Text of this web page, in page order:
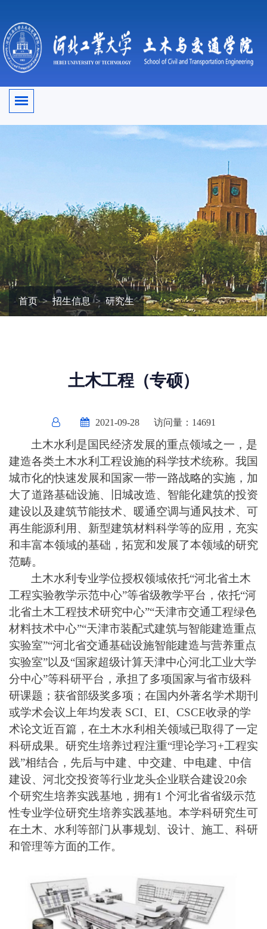
首页 招生信息 研究生
土木工程（专硕）
2021-09-28 访问量： 14691
土木水利是国民经济发展的重点领域之一，是
建造各类土木水利工程设施的科学技术统称。我国
城市化的快速发展和国家一带一路战略的实施，加
大了道路基础设施、旧城改造、智能化建筑的投资
建设以及建筑节能技术、暖通空调与通风技术、可
再生能源利用、新型建筑材料科学等的应用，充实
和丰富本领域的基础，拓宽和发展了本领域的研究
范畴。
土木水利专业学位授权领域依托“河北省土木
工程实验教学示范中心”等省级教学平台，依托“河
北省土木工程技术研究中心”“天津市交通工程绿色
材料技术中心”“天津市装配式建筑与智能建造重点
实验室”“河北省交通基础设施智能建造与营养重点
实验室”以及“国家超级计算天津中心河北工业大学
分中心”等科研平台，承担了多项国家与省市级科
研课题；获省部级奖多项；在国内外著名学术期刊
或学术会议上年均发表 SCI、EI、CSCE收录的学
术论文近百篇，在土木水利相关领域已取得了一定
科研成果。研究生培养过程注重“理论学习+工程实
践”相结合，先后与中建、中交建、中电建、中信
建设、河北交投资等行业龙头企业联合建设20余
个研究生培养实践基地，拥有1 个河北省省级示范
性专业学位研究生培养实践基地。本学科研究生可
在土木、水利等部门从事规划、设计、施工、科研
和管理等方面的工作。